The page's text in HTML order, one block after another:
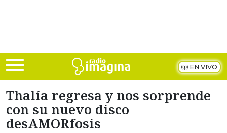
EN VIVO
Thalía regresa y nos sorprende
con su nuevo disco
desAMORfosis